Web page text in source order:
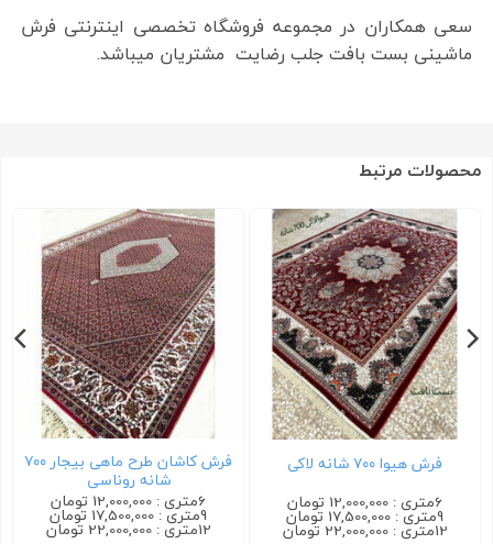
سعی همکاران در مجموعه فروشگاه تخصصی اینترنتی فرش
ماشینی بست بافت جلب رضایت مشتریان میباشد.
محصولات مرتبط
فرش کاشان طرح ماهی بیجار ۷۰۰
فرش ترمه ۷۰۰ شانه سرمه ای
6متری : 12,000,000 تومان
9متری : 17,500,000 تومان
12متری : 22,000,000 تومان
فرش کاشان گیلدا ۷۰۰ شانه کرم
6متری : 12,000,000 تومان
9متری : 17,500,000 تومان
12متری : 22,000,000 تومان